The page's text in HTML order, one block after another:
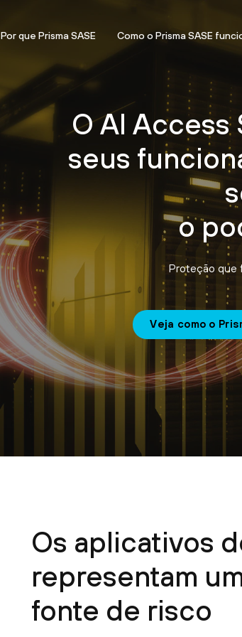
Por que Prisma SASE Como o Prisma SASE
O AI
seus
o
Proteção que
Veja como o
Os aplicativos
representam
fonte de risco